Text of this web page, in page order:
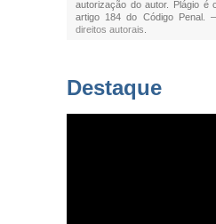
autorização do autor. Plágio é
artigo 184 do Código Penal. –
direitos autorais
Destaque